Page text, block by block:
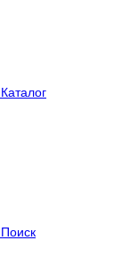
Каталог
Поиск